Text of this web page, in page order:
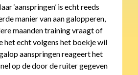
‘aanspringen’ is echt reeds
manier van aan galopperen,
maanden training vraagt of
het echt volgens het boekje wil
aanspringen reageert het
op de door de ruiter gegeven